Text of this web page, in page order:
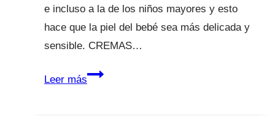
e incluso a la de los niños mayores y esto
hace que la piel del bebé sea más delicada y
sensible. CREMAS…
Leer másEl